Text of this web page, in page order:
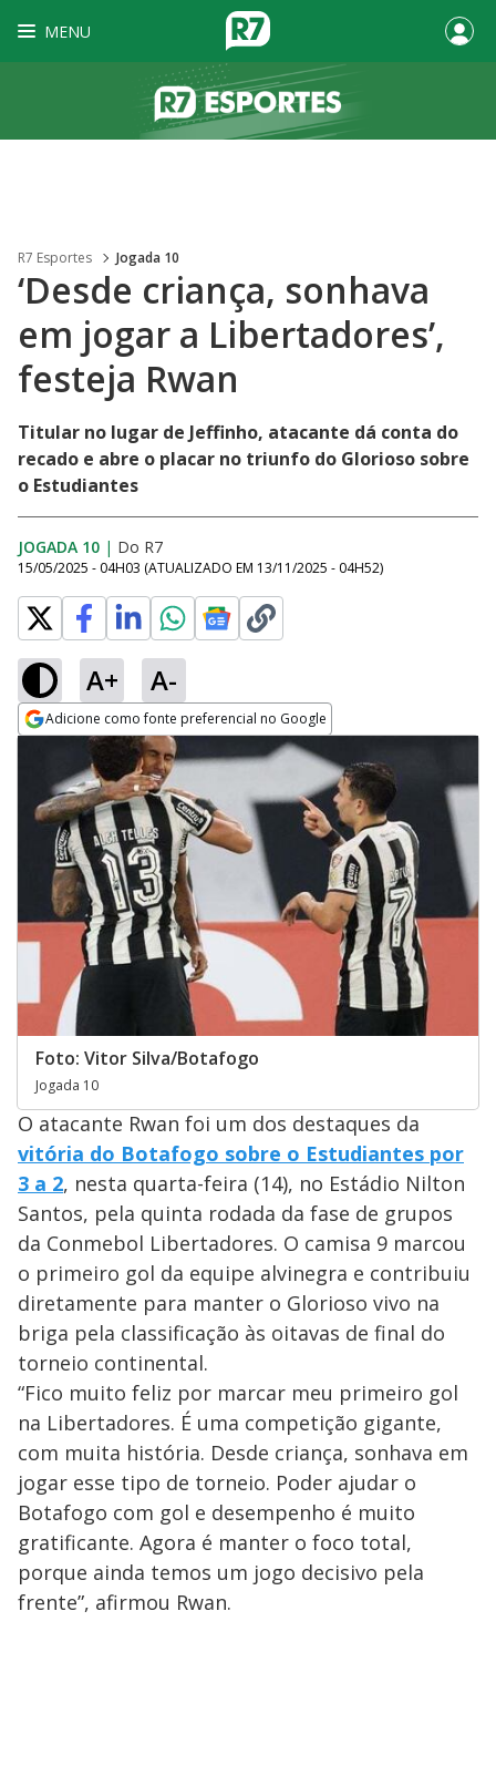
MENU
R7 Esportes Jogada 10
‘Desde criança, sonhava
em jogar a Libertadores’,
festeja Rwan
Titular no lugar de Jeffinho, atacante dá conta do
recado e abre o placar no triunfo do Glorioso sobre
o Estudiantes
JOGADA 10 | Do R7
15/05/2025 - 04H03 (ATUALIZADO EM 13/11/2025 - 04H52)
A+ A-
Adicione como fonte preferencial no Google
Opens in new window
Foto: Vitor Silva/Botafogo
Jogada 10
O atacante Rwan foi um dos destaques da
vitória do Botafogo sobre o Estudiantes por
3 a 2, nesta quarta-feira (14), no Estádio Nilton
Santos, pela quinta rodada da fase de grupos
da Conmebol Libertadores. O camisa 9 marcou
o primeiro gol da equipe alvinegra e contribuiu
diretamente para manter o Glorioso vivo na
briga pela classificação às oitavas de final do
torneio continental.
“Fico muito feliz por marcar meu primeiro gol
na Libertadores. É uma competição gigante,
com muita história. Desde criança, sonhava em
jogar esse tipo de torneio. Poder ajudar o
Botafogo com gol e desempenho é muito
gratificante. Agora é manter o foco total,
porque ainda temos um jogo decisivo pela
frente”, afirmou Rwan.